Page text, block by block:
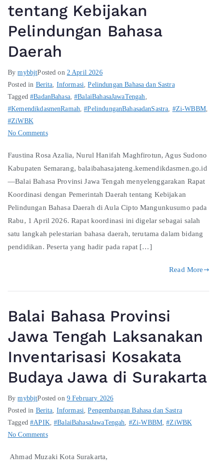
tentang Kebijakan
Pelindungan Bahasa
Daerah
BymybbjtPosted on 2 April 2026
Posted in Berita Informasi ,Pelindungan Bahasa dan Sastra
Tagged#BadanBahasa,#BalaiBahasaJawaTengah
#KemendikdasmenRamah ,#PelindunganBahasadanSastra #Zi-WBBM,
#ZiWBK
No Comments
Faustina Rosa Azalia, Nurul Hanifah Maghfirotun, Agus Sudono
Kabupaten Semarang, balaibahasajateng.kemendikdasmen.go.id
—Balai Bahasa Provinsi Jawa Tengah menyelenggarakan Rapat
Koordinasi dengan Pemerintah Daerah tentang Kebijakan
Pelindungan Bahasa Daerah di Aula Cipto Mangunkusumo pada
Rabu, 1 April 2026. Rapat koordinasi ini digelar sebagai salah
satu langkah pelestarian bahasa daerah, terutama dalam bidang
pendidikan. Peserta yang hadir pada rapat […]
Read More
Balai Bahasa Provinsi
Jawa Tengah Laksanakan
Inventarisasi Kosakata
Budaya Jawa di Surakarta
BymybbjtPosted on 9 February 2026
Posted in Berita Informasi ,Pengembangan Bahasa dan Sastra
Tagged#APIK ,#BalaiBahasaJawaTengah #Zi-WBBM,#ZiWBK
No Comments
Ahmad Muzaki Kota Surakarta,